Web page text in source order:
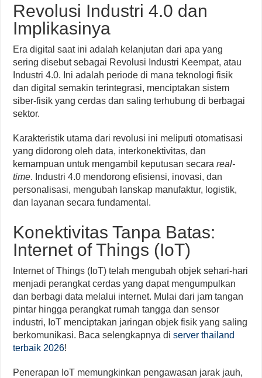
Revolusi Industri 4.0 dan
Implikasinya
Era digital saat ini adalah kelanjutan dari apa yang
sering disebut sebagai Revolusi Industri Keempat, atau
Industri 4.0. Ini adalah periode di mana teknologi fisik
dan digital semakin terintegrasi, menciptakan sistem
siber-fisik yang cerdas dan saling terhubung di berbagai
sektor.
Karakteristik utama dari revolusi ini meliputi otomatisasi
yang didorong oleh data, interkonektivitas, dan
kemampuan untuk mengambil keputusan secarareal-
time. Industri 4.0 mendorong efisiensi, inovasi, dan
personalisasi, mengubah lanskap manufaktur, logistik,
dan layanan secara fundamental.
Konektivitas Tanpa Batas:
Internet of Things (IoT)
Internet of Things (IoT) telah mengubah objek sehari-hari
menjadi perangkat cerdas yang dapat mengumpulkan
dan berbagi data melalui internet. Mulai dari jam tangan
pintar hingga perangkat rumah tangga dan sensor
industri, IoT menciptakan jaringan objek fisik yang saling
berkomunikasi. Baca selengkapnya diserver thailand
terbaik 2026!
Penerapan IoT memungkinkan pengawasan jarak jauh,